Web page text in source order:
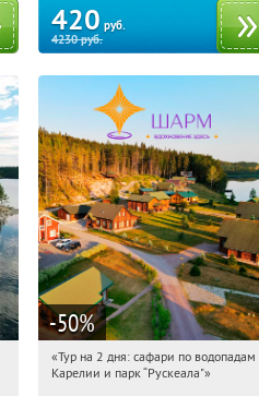
420 руб.
4230руб.
-50%
07:31:54 Купили:
«Тур на 2 дня: сафари по водопадам
Карелии и парк “Рускеала"»